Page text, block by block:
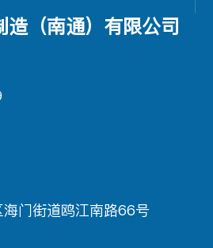
造（南通）有限公司
门街道鸥江南路66号